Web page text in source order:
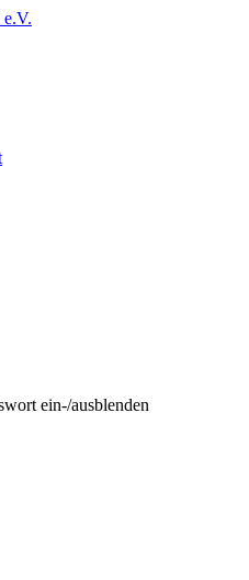
ein-/ausblenden